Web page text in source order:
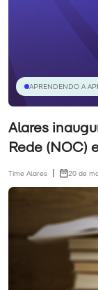
APRENDENDO A
Alares
Rede (NOC)
Time Alares 20 de